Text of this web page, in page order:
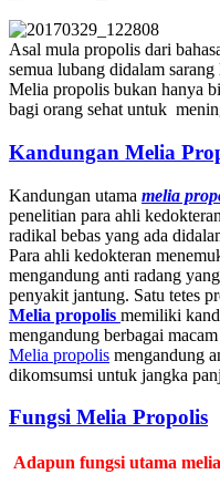
Asal mula propolis dari
semua lubang didalam
Melia propolis bukan hanya
bagi orang sehat untuk
Kandungan Melia
Kandungan utama melia
penelitian para ahli
radikal bebas yang ada
Para ahli kedokteran
mengandung anti radang
penyakit jantung. Satu tetes
Melia propolis memiliki
mengandung berbagai
Melia propolis mengandung
dikomsumsi untuk jangka
Fungsi Melia Propolis
Adapun fungsi utama